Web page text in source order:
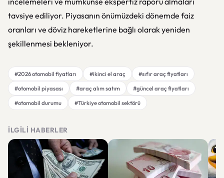
tavsiye ediliyor. Piyasanın önümüzdeki dönemde faiz
oranları ve döviz hareketlerine bağlı olarak yeniden
şekillenmesi bekleniyor.
#2026 otomobil fiyatları #ikinci el araç
#sıfır araç fiyatları
#otomobil piyasası
#araç alım satım
#güncel araç fiyatları
#otomobil durumu
#Türkiye otomobil sektörü
İLGILI HABERLER